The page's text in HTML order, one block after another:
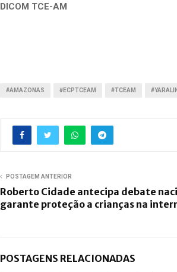
DICOM TCE-AM
#AMAZONAS #ECPTCEAM #TCEAM
POSTAGEM ANTERIOR
Roberto Cidade antecipa debate
garante proteção a crianças na
POSTAGENS RELACIONADAS